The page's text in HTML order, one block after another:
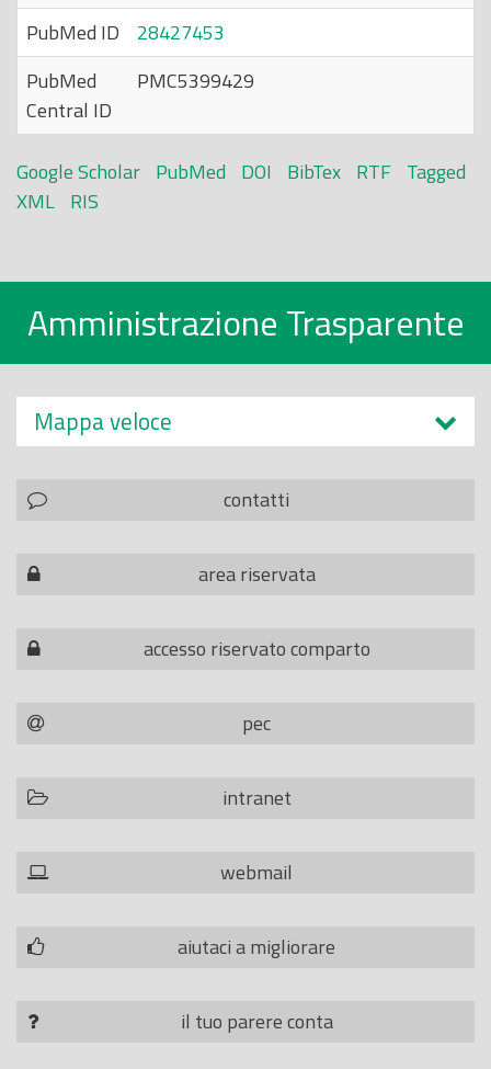
PubMed ID
28427453
PubMed
Central ID
PMC5399429
Google Scholar PubMed DOI BibTex RTF Tagged
XML RIS
Amministrazione Trasparente
Mappa veloce
contatti
area riservata
accesso riservato comparto
pec
intranet
webmail
aiutaci a migliorare
il tuo parere conta